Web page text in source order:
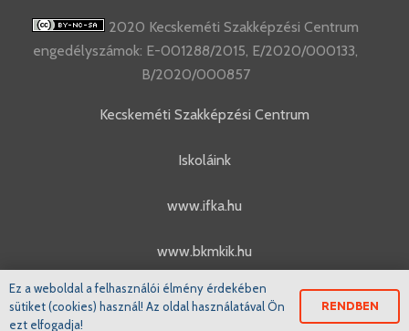
2020 Kecskeméti Szakképzési Centrum
engedélyszámok: E-001288/2015, E/2020/000133,
B/2020/000857
Kecskeméti Szakképzési Centrum
Iskoláink
www.ifka.hu
www.bkmkik.hu
www.szakkepzes.ifka.hu
Ez a weboldal a felhasználói élmény érdekében
sütiket (cookies) használ! Az oldal használatával Ön
ezt elfogadja!
RENDBEN